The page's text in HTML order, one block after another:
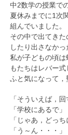
中2数学の授業で
夏休みまでに1次
組んでいました。
その中で出てき
したり出さなかっ
私が子どもの頃
もたちはレバー式
ふと気になって，
「そういえば，
「学校にあるで」
「じゃあ，どっ
「う～ん・・・」